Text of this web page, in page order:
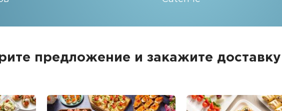
предложение и закажите